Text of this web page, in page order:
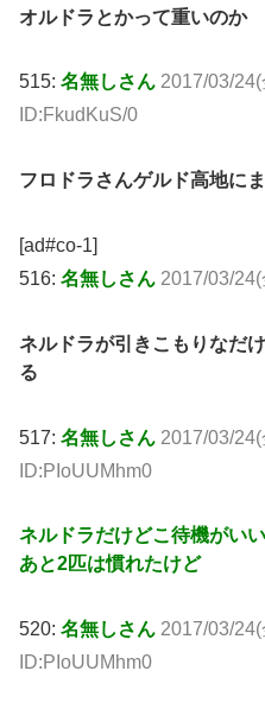
オルドラとかって重いのか
515: 名無しさん 2017/03/
ID:FkudKuS/0
フロドラさんゲルド高地に
[ad#co-1]
516: 名無しさん 2017/03/
ネルドラが引きこもりなだ
る
517: 名無しさん 2017/03/
ID:PIoUUMhm0
ネルドラだけどこ待機がい
あと2匹は慣れたけど
520: 名無しさん 2017/03/
ID:PIoUUMhm0